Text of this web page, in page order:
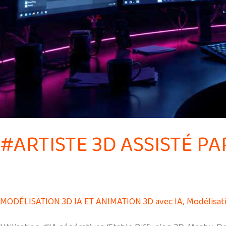
#ARTISTE 3D ASSISTÉ
MODÉLISATION 3D IA ET ANIMATION 3D avec IA,